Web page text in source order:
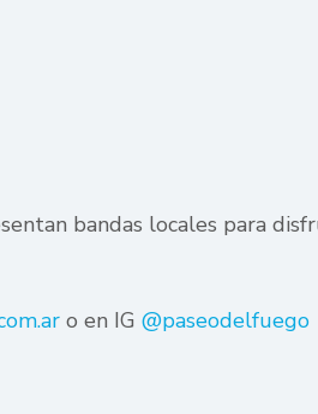
bandas locales para
o en IG @paseodelfuego